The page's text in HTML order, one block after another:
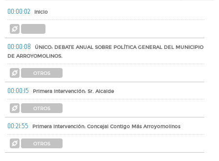
00:00:02 Inicio
00:00:08
ÚNICO: DEBATE ANUAL SOBRE POLÍTICA GENERAL DEL MUNICIPIO
DE ARROYOMOLINOS.
OTROS
00:00:15 Primera intervención: Sr. Alcalde
OTROS
00:21:55 Primera intervención: Concejal Contigo Más Arroyomolinos
OTROS